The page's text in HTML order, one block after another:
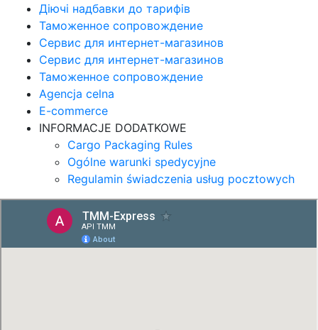
Діючі надбавки до тарифів
Таможенное сопровождение
Сервис для интернет-магазинов
Сервис для интернет-магазинов
Таможенное сопровождение
Agencja celna
E-commerce
INFORMACJE DODATKOWE
Cargo Packaging Rules
Ogólne warunki spedycyjne
Regulamin świadczenia usług pocztowych